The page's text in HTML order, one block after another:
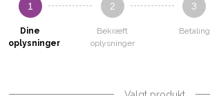
1
Dine
oplysninger
2
Bekræft
oplysninger
3
Betaling